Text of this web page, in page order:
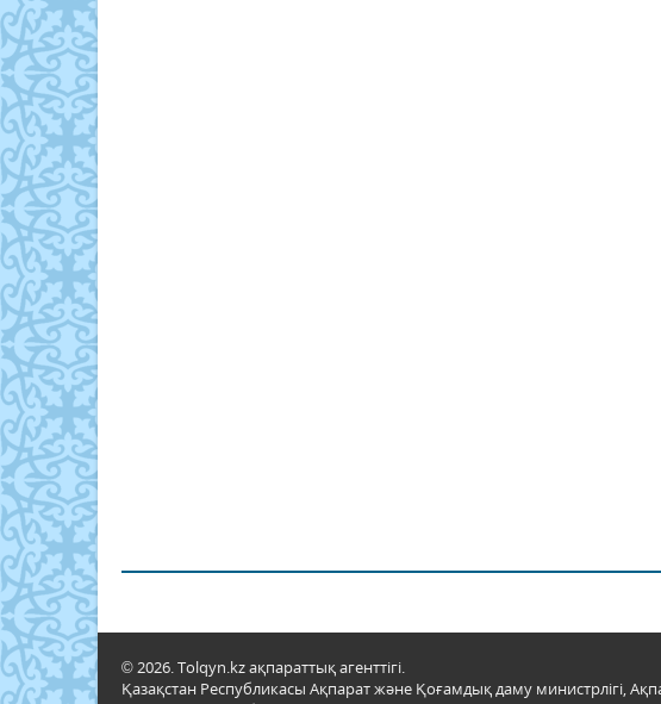
© 2026. Tolqyn.kz ақпараттық агенттігі.
Қазақстан Республикасы Ақпарат және Қоғамдық даму министрлігі,